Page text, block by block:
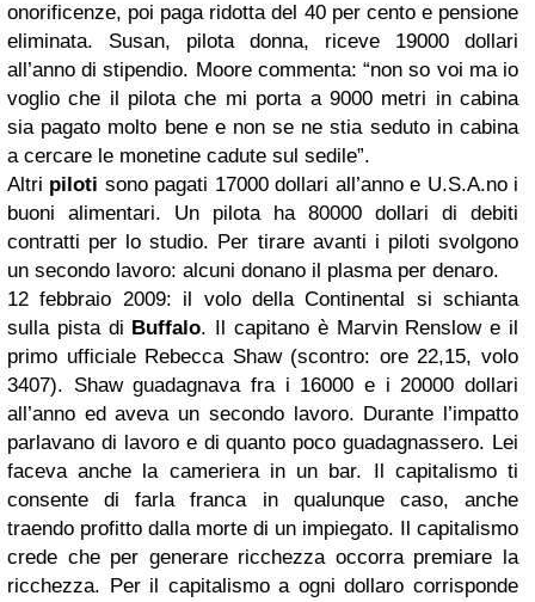
onorificenze, poi paga ridotta del 40 per cento e pensione
eliminata. Susan, pilota donna, riceve 19000 dollari
all’anno di stipendio. Moore commenta: “non so voi ma io
voglio che il pilota che mi porta a 9000 metri in cabina
sia pagato molto bene e non se ne stia seduto in cabina
a cercare le monetine cadute sul sedile”.
Altri piloti sono pagati 17000 dollari all’anno e U.S.A.no i
buoni alimentari. Un pilota ha 80000 dollari di debiti
contratti per lo studio. Per tirare avanti i piloti svolgono
un secondo lavoro: alcuni donano il plasma per denaro.
12 febbraio 2009: il volo della Continental si schianta
sulla pista di Buffalo. Il capitano è Marvin Renslow e il
primo ufficiale Rebecca Shaw (scontro: ore 22,15, volo
3407). Shaw guadagnava fra i 16000 e i 20000 dollari
all’anno ed aveva un secondo lavoro. Durante l’impatto
parlavano di lavoro e di quanto poco guadagnassero. Lei
faceva anche la cameriera in un bar. Il capitalismo ti
consente di farla franca in qualunque caso, anche
traendo profitto dalla morte di un impiegato. Il capitalismo
crede che per generare ricchezza occorra premiare la
ricchezza. Per il capitalismo a ogni dollaro corrisponde